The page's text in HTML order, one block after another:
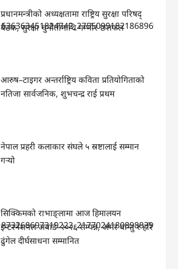
प्रधानमन्त्रीको अध्यक्षतामा राष्ट्रिय सुरक्षा परिषद्
बैठक, सुरक्षा चुनौतीमाथि गम्भीर छलफल
आरुष–टाइगर अन्तर्राष्ट्रिय कविता प्रतियोगिताको
नतिजा सार्वजनिक, शुभचन्द्र राई प्रथम
नेपाल प्रहरी कलाकार संघले ५ स्रष्टालाई सम्मान
गर्‍यो
सिक्किमको राभाङ्लामा आज हिमालयन
इन्टरनेशनल अवार्ड–२०२६ सम्पन्न, अमर वान्तु र हरि
ढुंगेल दीर्घसाधना सम्मानित